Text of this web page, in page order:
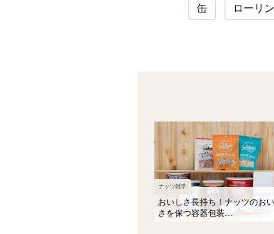
缶 ローリ
ナッツ雑学
おいしさ長持ち！ナッツのお
さを保つ容器包装…